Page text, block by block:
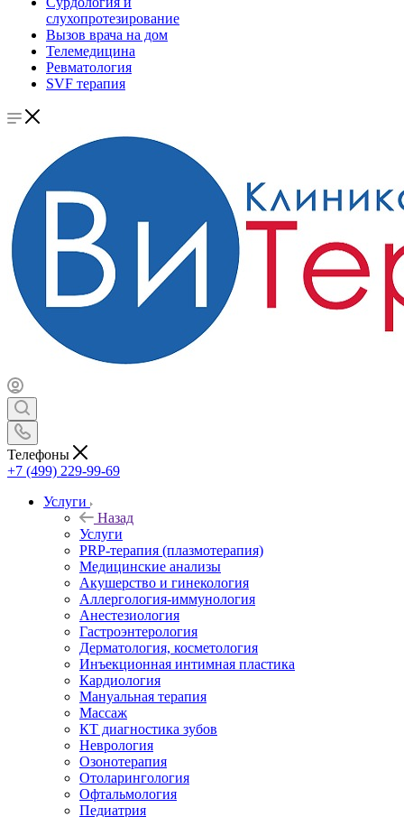
слухопротезирование
Вызов врача на дом
Телемедицина
Ревматология
SVF терапия
Телефоны
+7 (499) 229-99-69
Услуги
Назад
Услуги
PRP-терапия (плазмотерапия)
Медицинские анализы
Акушерство и гинекология
Аллергология-иммунология
Анестезиология
Гастроэнтерология
Дерматология, косметология
Инъекционная интимная пластика
Кардиология
Мануальная терапия
Массаж
КТ диагностика зубов
Неврология
Озонотерапия
Отоларингология
Офтальмология
Педиатрия